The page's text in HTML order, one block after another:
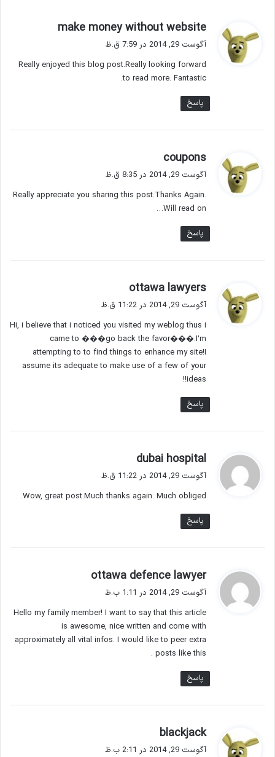
make money without website
:
آگوست 29, 2014 در 7:59 ق.ظ
Really enjoyed this blog post.Really looking forward
to read more. Fantastic.
پاسخ
coupons
ف
:
آگوست 29, 2014 در 8:35 ق.ظ
Really appreciate you sharing this post.Thanks Again.
Will read on…
پاسخ
ottawa lawyers
:
آگوست 29, 2014 در 11:22 ق.ظ
Hi, i believe that i noticed you visited my weblog thus i
came to ���go back the favor���.I’m
attempting to to find things to enhance my site!I
assume its adequate to make use of a few of your
ideas!!
پاسخ
dubai hospital
ف
:
آگوست 29, 2014 در 11:22 ق.ظ
Wow, great post.Much thanks again. Much obliged.
پاسخ
ottawa defence lawyer
:
آگوست 29, 2014 در 1:11 ب.ظ
Hello my family member! I want to say that this article
is awesome, nice written and come with
approximately all vital infos. I would like to peer extra
posts like this .
پاسخ
blackjack
ف
آگوست 29, 2014 در 2:11 ب.ظ